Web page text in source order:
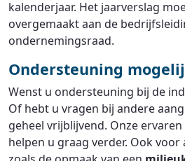
kalenderjaar. Het jaarverslag
overgemaakt aan de
ondernemingsraad.
Ondersteuning
Wenst u ondersteuning bij de
Of hebt u vragen bij andere
geheel vrijblijvend. Onze
helpen u graag verder. Ook